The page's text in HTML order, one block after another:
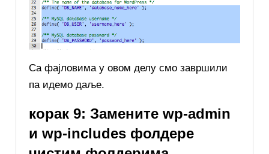
Са фајловима у овом делу смо завршили
па идемо даље.
корак 9: Замените wp-admin
и wp-includes фолдере